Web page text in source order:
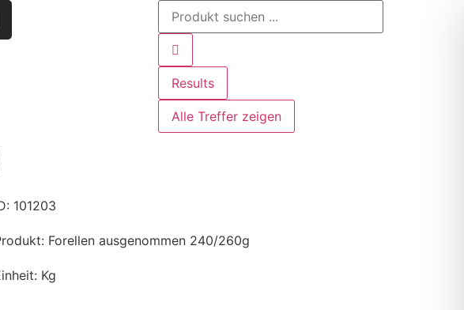
Results
Alle Treffer zeigen
101203
Forellen ausgenommen 240/260g
Kg